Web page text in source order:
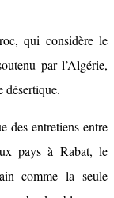
qui considère le
par l’Algérie,
désertique.
des entretiens entre
pays à Rabat, le
comme la seule